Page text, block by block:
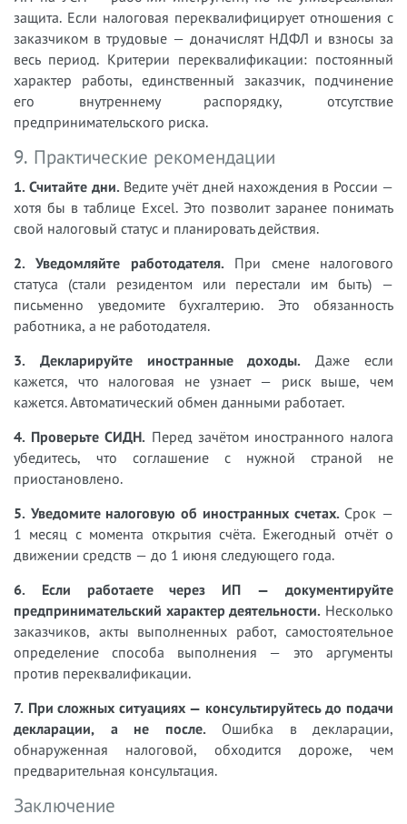
защита. Если налоговая переквалифицирует отношения с
заказчиком в трудовые — доначислят НДФЛ и взносы за
весь период. Критерии переквалификации: постоянный
характер работы, единственный заказчик, подчинение
его внутреннему распорядку, отсутствие
предпринимательского риска.
9. Практические рекомендации
1. Считайте дни. Ведите учёт дней нахождения в России —
хотя бы в таблице Excel. Это позволит заранее понимать
свой налоговый статус и планировать действия.
2. Уведомляйте работодателя. При смене налогового
статуса (стали резидентом или перестали им быть) —
письменно уведомите бухгалтерию. Это обязанность
работника, а не работодателя.
3. Декларируйте иностранные доходы. Даже если
кажется, что налоговая не узнает — риск выше, чем
кажется. Автоматический обмен данными работает.
4. Проверьте СИДН. Перед зачётом иностранного налога
убедитесь, что соглашение с нужной страной не
приостановлено.
5. Уведомите налоговую об иностранных счетах. Срок —
1 месяц с момента открытия счёта. Ежегодный отчёт о
движении средств — до 1 июня следующего года.
6. Если работаете через ИП — документируйте
предпринимательский характер деятельности. Несколько
заказчиков, акты выполненных работ, самостоятельное
определение способа выполнения — это аргументы
против переквалификации.
7. При сложных ситуациях — консультируйтесь до подачи
декларации, а не после. Ошибка в декларации,
обнаруженная налоговой, обходится дороже, чем
предварительная консультация.
Заключение